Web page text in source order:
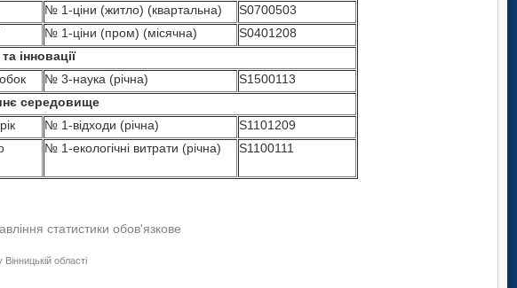
№ 1-ціни (житло) (квартальна)
S0700503
№ 1-ціни (пром) (місячна)
S0401208
інновації
№ 3-наука (річна)
S1500113
середовище
№ 1-відходи (річна)
S1101209
№ 1-екологічні витрати (річна) S1100111
статистики обов'язкове
області